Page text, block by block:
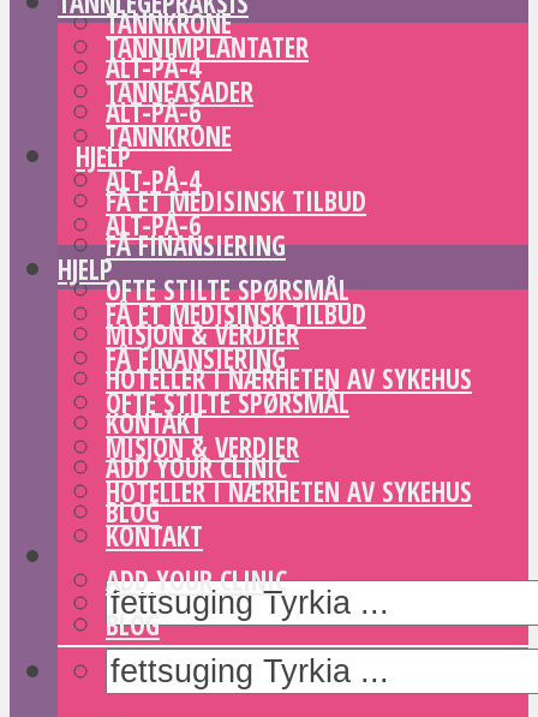
TANNKRONE
ALT-PÅ-4
ALT-PÅ-6
HJELP
FÅ ET MEDISINSK TILBUD
FÅ FINANSIERING
OFTE STILTE SPØRSMÅL
MISJON & VERDIER
HOTELLER I NÆRHETEN AV SYKEHUS
KONTAKT
ADD YOUR CLINIC
BLOG
TANNIMPLANTATER
TANNFASADER
TANNKRONE
ALT-PÅ-4
ALT-PÅ-6
HJELP
FÅ ET MEDISINSK TILBUD
FÅ FINANSIERING
OFTE STILTE SPØRSMÅL
MISJON & VERDIER
HOTELLER I NÆRHETEN AV SYKEHUS
KONTAKT
ADD YOUR CLINIC
BLOG